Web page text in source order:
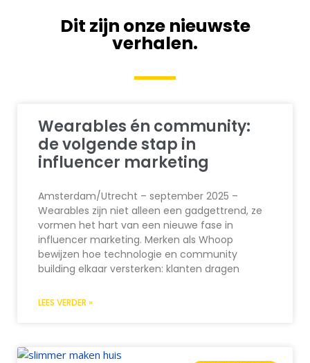
Dit zijn onze nieuwste
verhalen.
Wearables én community:
de volgende stap in
influencer marketing
Amsterdam/Utrecht – september 2025 –
Wearables zijn niet alleen een gadget­trend, ze
vormen het hart van een nieuwe fase in
influencer marketing. Merken als Whoop
bewijzen hoe technologie en community
building elkaar versterken: klanten dragen
LEES VERDER »